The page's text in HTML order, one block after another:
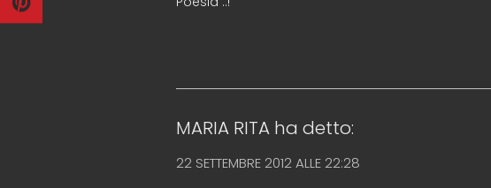
MARIA RITA ha detto:
22 SETTEMBRE 2012 ALLE 22:28